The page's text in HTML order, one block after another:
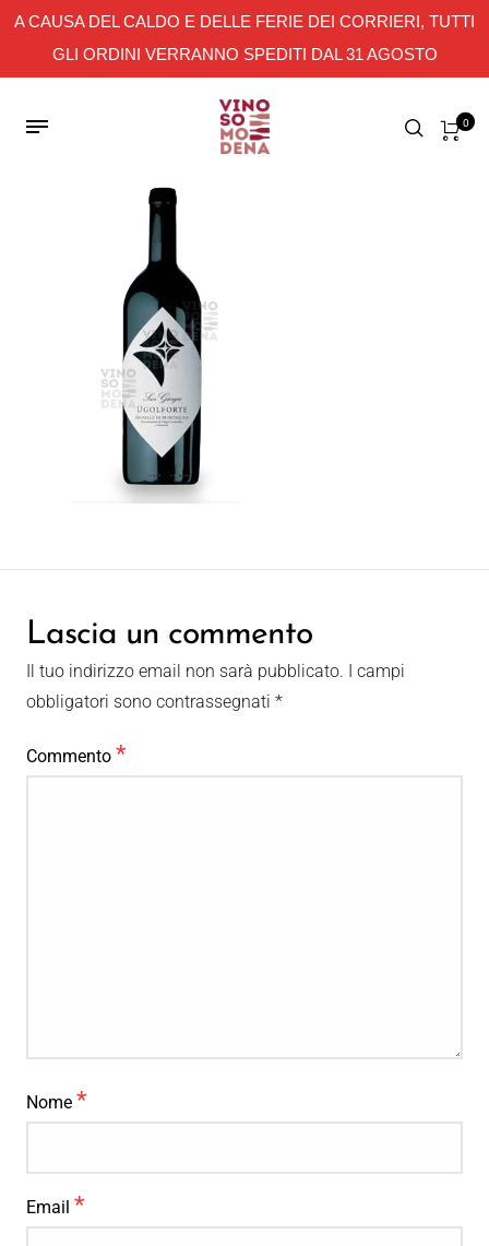
A CAUSA DEL CALDO E DELLE FERIE DEI CORRIERI, TUTTI
GLI ORDINI VERRANNO SPEDITI DAL 31 AGOSTO
0
Lascia un commento
Il tuo indirizzo email non sarà pubblicato. I campi
obbligatori sono contrassegnati *
Commento *
Nome *
Email *